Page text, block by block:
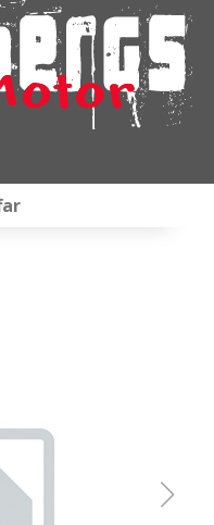
Släpvagnar & Skylift